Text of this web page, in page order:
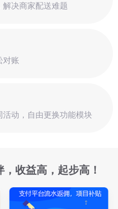
决商家配送难题
对账
动，自由更换功能模块
收益高，起步高！